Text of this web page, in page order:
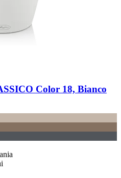
Color 18, Bianco